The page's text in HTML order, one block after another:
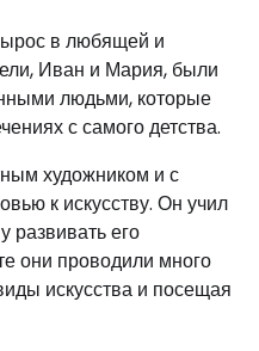
в любящей и
Иван и Мария, были
людьми, которые
с самого детства.
художником и с
к искусству. Он учил
развивать его
они проводили много
искусства и посещая